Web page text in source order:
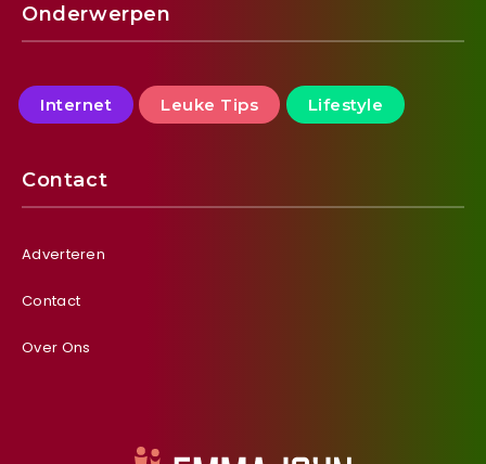
Onderwerpen
Internet Leuke Tips Lifestyle
Contact
Adverteren
Contact
Over Ons